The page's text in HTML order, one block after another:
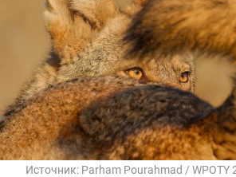
Источник: Parham Pourahmad / WPOTY